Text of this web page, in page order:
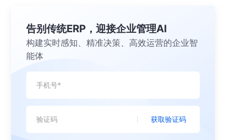
告别传统ERP，迎接企业管理AI
构建实时感知、精准决策、高效运营的企业智
能体
获取验证码